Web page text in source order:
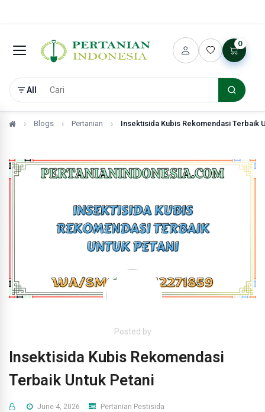
All
0
Blogs Pertanian Insektisida Kubis Rekomendasi Terbaik
Posted by
Insektisida Kubis Rekomendasi
Terbaik Untuk Petani
June 4, 2026 Pertanian Pestisida